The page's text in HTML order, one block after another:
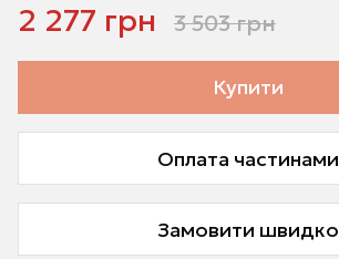
2 277 грн 3 503 грн
Купити
Оплата частинами
Замовити швидко